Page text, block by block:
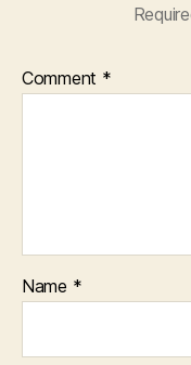
Comment *
Name *